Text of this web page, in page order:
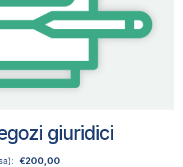
giuridici
€200,00